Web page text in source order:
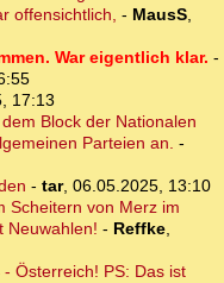
offensichtlich, - MausS,
War eigentlich klar. -
17:13
Block der Nationalen
Parteien an. -
- tar, 06.05.2025, 13:10
Scheitern von Merz im
Neuwahlen! - Reffke,
Österreich! PS: Das ist